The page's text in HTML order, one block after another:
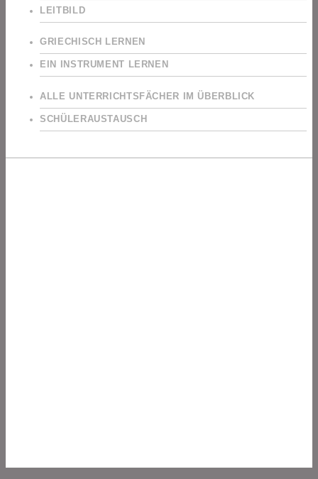
LEITBILD
GRIECHISCH LERNEN
EIN INSTRUMENT LERNEN
ALLE UNTERRICHTSFÄCHER IM ÜBERBLICK
SCHÜLERAUSTAUSCH